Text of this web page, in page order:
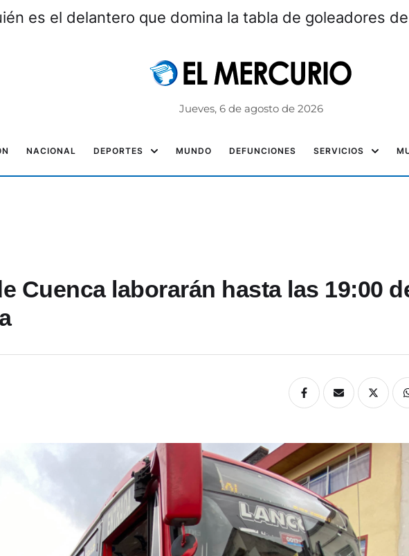
es el delantero que domina la tabla de goleadores
Jueves, 6 de agosto de 2026
NACIONAL DEPORTES MUNDO DEFUNCIONES SERVICIOS
Cuenca laborarán hasta las 19:00